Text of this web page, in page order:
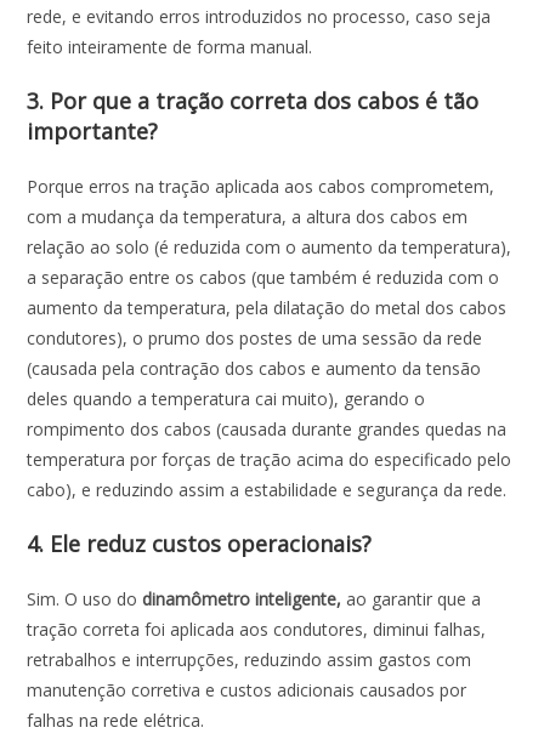
rede, e evitando erros introduzidos no processo, caso seja
feito inteiramente de forma manual.
3. Por que a tração correta dos cabos é tão
importante?
Porque erros na tração aplicada aos cabos comprometem,
com a mudança da temperatura, a altura dos cabos em
relação ao solo (é reduzida com o aumento da temperatura),
a separação entre os cabos (que também é reduzida com o
aumento da temperatura, pela dilatação do metal dos cabos
condutores), o prumo dos postes de uma sessão da rede
(causada pela contração dos cabos e aumento da tensão
deles quando a temperatura cai muito), gerando o
rompimento dos cabos (causada durante grandes quedas na
temperatura por forças de tração acima do especificado pelo
cabo), e reduzindo assim a estabilidade e segurança da rede.
4. Ele reduz custos operacionais?
Sim. O uso dodinamômetro inteligente, ao garantir que a
tração correta foi aplicada aos condutores, diminui falhas,
retrabalhos e interrupções, reduzindo assim gastos com
manutenção corretiva e custos adicionais causados por
falhas na rede elétrica.